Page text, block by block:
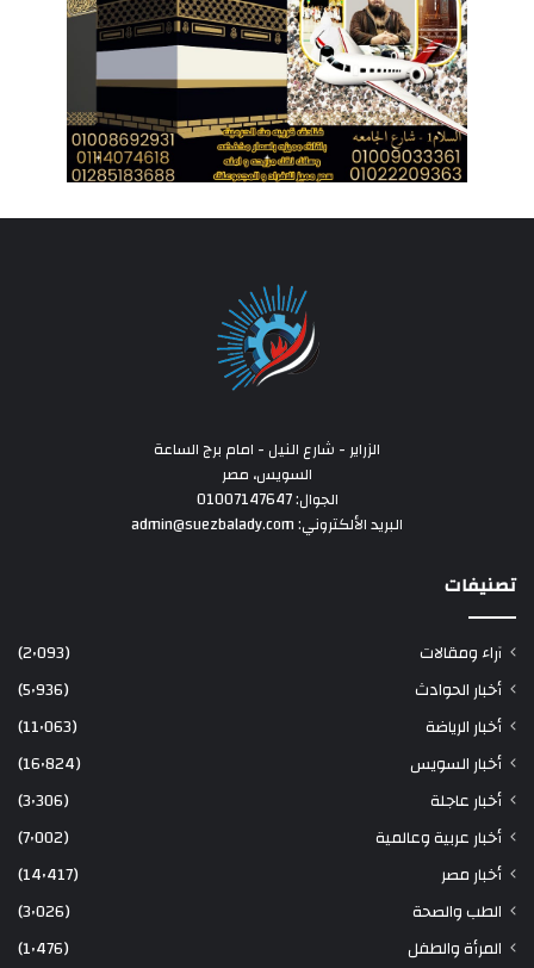
الزراير - شارع النيل - امام برج الساعة
السويس، مصر
الجوال: 01007147647
البريد الألكتروني: admin@suezbalady.com
تصنيفات
آراء ومقالات
(2٬093)
أخبار الحوادث
(5٬936)
أخبار الرياضة
(11٬063)
أخبار السويس
(16٬824)
أخبار عاجلة
(3٬306)
أخبار عربية وعالمية
(7٬002)
أخبار مصر
(14٬417)
الطب والصحة
(3٬026)
المرأة والطفل
(1٬476)